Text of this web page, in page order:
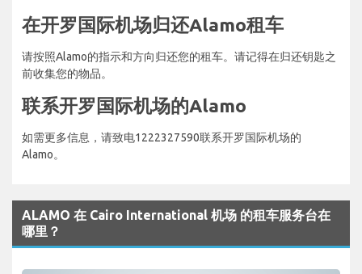
在开罗国际机场归还Alamo租车
请按照Alamo的指示和方向归还您的租车。请记得在归还钥匙之
前收集您的物品。
联系开罗国际机场的Alamo
如需更多信息，请致电1222327590联系开罗国际机场的
Alamo。
ALAMO 在 Cairo International 机场 的租车服务台在
哪里？